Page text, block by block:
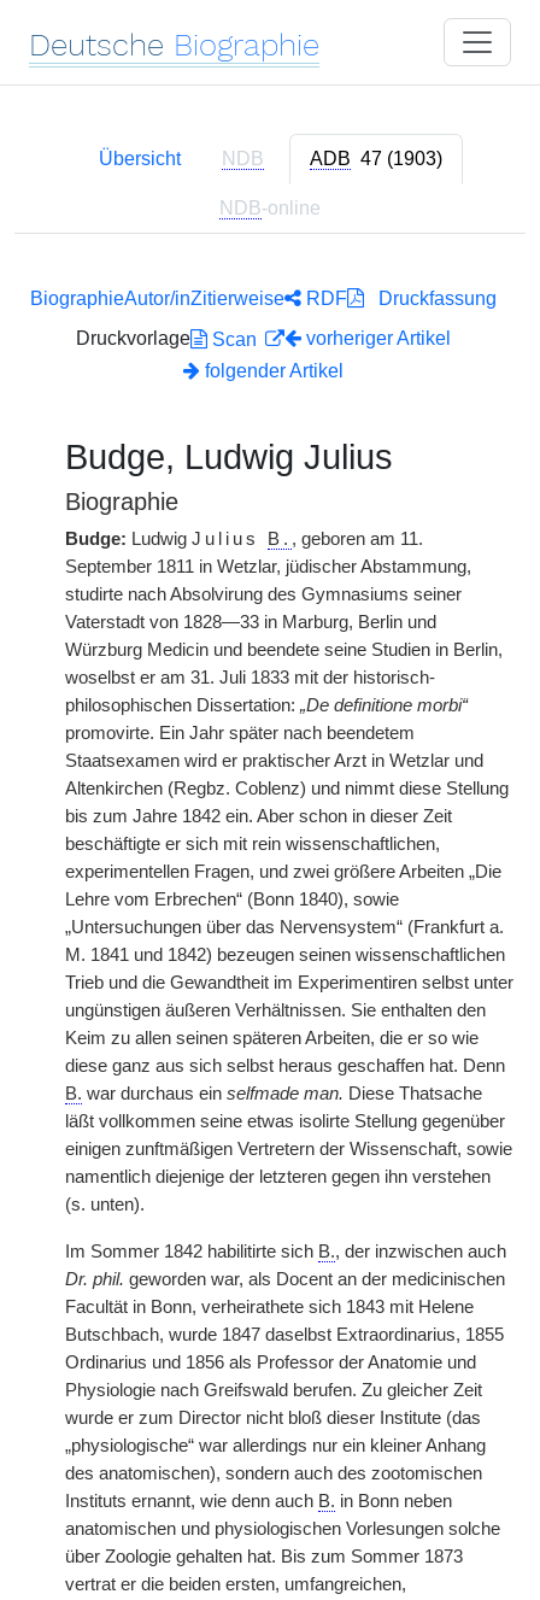
Deutsche Biographie
Übersicht NDB ADB 47 (1903)
NDB-online
BiographieAutor/inZitierweise RDF
Druckfassung
Druckvorlage
Scan
vorheriger Artikel
folgender Artikel
Budge, Ludwig Julius
Biographie
Budge: Ludwig Julius B. , geboren am 11.
September 1811 in Wetzlar, jüdischer Abstammung,
studirte nach Absolvirung des Gymnasiums seiner
Vaterstadt von 1828—33 in Marburg, Berlin und
Würzburg Medicin und beendete seine Studien in Berlin,
woselbst er am 31. Juli 1833 mit der historisch-
philosophischen Dissertation: „De definitione morbi“
promovirte. Ein Jahr später nach beendetem
Staatsexamen wird er praktischer Arzt in Wetzlar und
Altenkirchen (Regbz. Coblenz) und nimmt diese Stellung
bis zum Jahre 1842 ein. Aber schon in dieser Zeit
beschäftigte er sich mit rein wissenschaftlichen,
experimentellen Fragen, und zwei größere Arbeiten „Die
Lehre vom Erbrechen“ (Bonn 1840), sowie
„Untersuchungen über das Nervensystem“ (Frankfurt a.
M. 1841 und 1842) bezeugen seinen wissenschaftlichen
Trieb und die Gewandtheit im Experimentiren selbst unter
ungünstigen äußeren Verhältnissen. Sie enthalten den
Keim zu allen seinen späteren Arbeiten, die er so wie
diese ganz aus sich selbst heraus geschaffen hat. Denn
B. war durchaus ein selfmade man. Diese Thatsache
läßt vollkommen seine etwas isolirte Stellung gegenüber
einigen zunftmäßigen Vertretern der Wissenschaft, sowie
namentlich diejenige der letzteren gegen ihn verstehen
(s. unten).
Im Sommer 1842 habilitirte sich B., der inzwischen auch
Dr. phil. geworden war, als Docent an der medicinischen
Facultät in Bonn, verheirathete sich 1843 mit Helene
Butschbach, wurde 1847 daselbst Extraordinarius, 1855
Ordinarius und 1856 als Professor der Anatomie und
Physiologie nach Greifswald berufen. Zu gleicher Zeit
wurde er zum Director nicht bloß dieser Institute (das
„physiologische“ war allerdings nur ein kleiner Anhang
des anatomischen), sondern auch des zootomischen
Instituts ernannt, wie denn auch B. in Bonn neben
anatomischen und physiologischen Vorlesungen solche
über Zoologie gehalten hat. Bis zum Sommer 1873
vertrat er die beiden ersten, umfangreichen,